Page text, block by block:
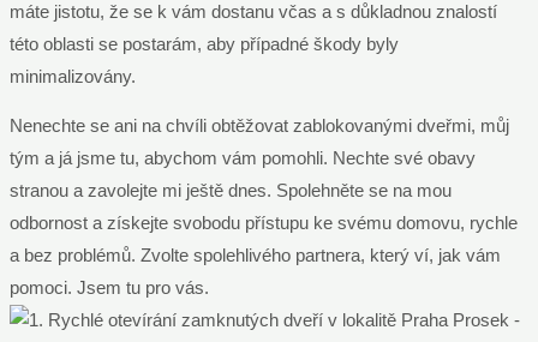
máte jistotu, že se k vám dostanu včas a s důkladnou znalostí
této oblasti se postarám, aby případné škody byly
minimalizovány.
Nenechte se ani na chvíli obtěžovat zablokovanými dveřmi, můj
tým a já jsme tu, abychom vám pomohli. Nechte své obavy
stranou a zavolejte mi ještě dnes. Spolehněte se na mou
odbornost a získejte svobodu přístupu ke svému domovu, rychle
a bez problémů. Zvolte spolehlivého partnera, který ví, jak vám
pomoci. Jsem tu pro vás.